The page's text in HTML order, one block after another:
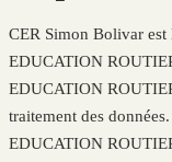
CER Simon Bolivar
EDUCATION
EDUCATION
traitement des
EDUCATION